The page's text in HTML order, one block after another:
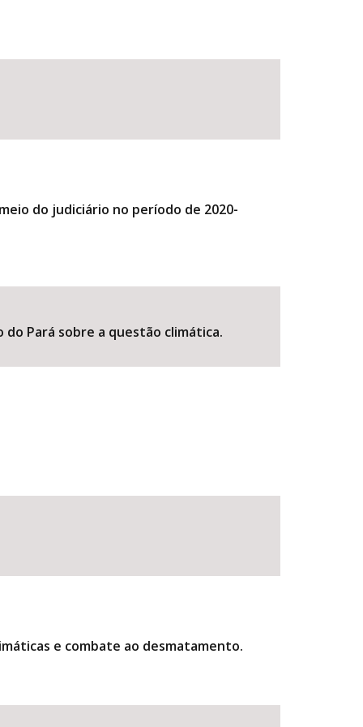
do judiciário no período de 2020-
Pará sobre a questão climática.
e combate ao desmatamento.